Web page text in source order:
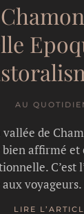
AU
de
affirmé et
C’est
LIRE